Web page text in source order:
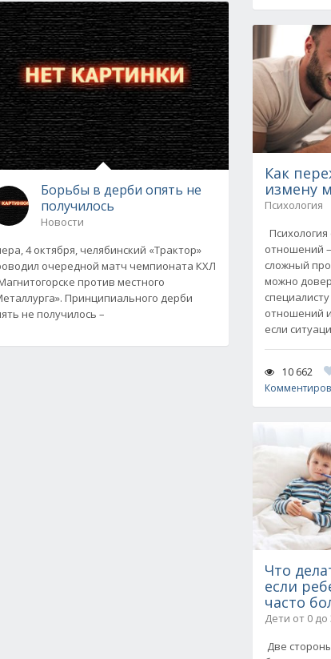
Борьбы в дерби опять не
получилось
Новости
4 октября, челябинский «Трактор»
очередной матч чемпионата КХЛ
против местного
Принципиального дерби
не получилось –
Как
измену
Психология
отношений
сложный
можно
отношений
если
10 662
Что
если
часто
Дети от 0 до
Две